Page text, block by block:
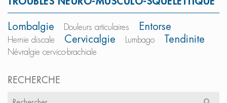
Lombalgie Douleurs articulaires Entorse
Hernie discale Cervicalgie Lumbago Tendinite
Névralgie cervico-brachiale
RECHERCHE
Résultats